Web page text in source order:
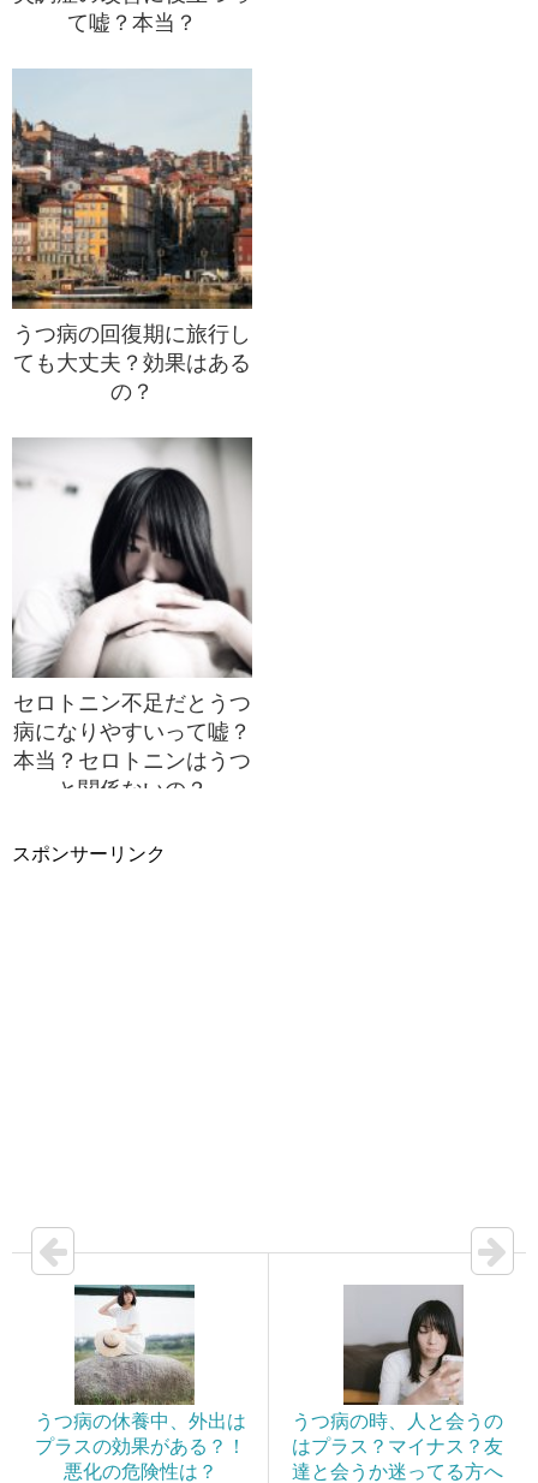
て嘘？本当？
うつ病の回復期に旅行し
ても大丈夫？効果はある
の？
セロトニン不足だとうつ
病になりやすいって嘘？
本当？セロトニンはうつ
と関係ないの？
スポンサーリンク
うつ病の休養中、外出は
プラスの効果がある？！
悪化の危険性は？
うつ病の時、人と会うの
はプラス？マイナス？友
達と会うか迷ってる方へ